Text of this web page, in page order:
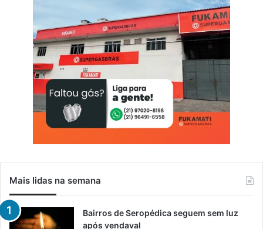
Mais lidas na semana
Bairros de Seropédica seguem sem luz
após vendaval